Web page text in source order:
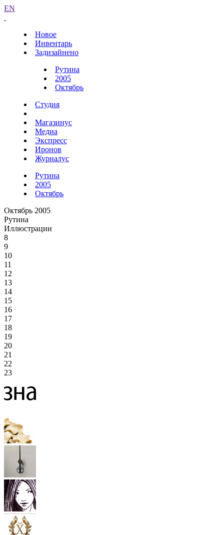
EN
Новое
Инвентарь
Задизайнено
Рутина
2005
Октябрь
Студия
Магазинус
Медиа
Экспресс
Иронов
Журналус
Рутина
2005
Октябрь
Октябрь 2005
Рутина
Иллюстрации
8
9
10
11
12
13
14
15
16
17
18
19
20
21
22
23